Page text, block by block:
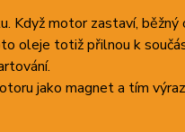
Když motor zastaví,
oleje totiž přilnou k
jako magnet a tím